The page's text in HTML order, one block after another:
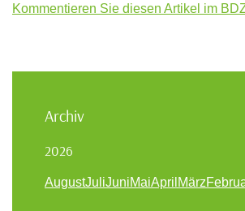
Kommentieren Sie diesen Artikel im
Archiv
2026
AugustJuliJuniMaiApril März